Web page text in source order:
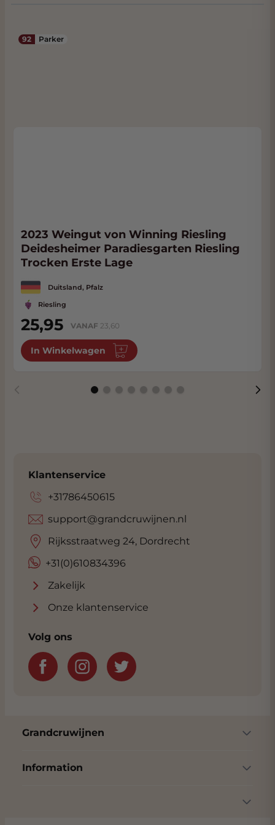
92 Parker
2023 Weingut von Winning Riesling
Deidesheimer Paradiesgarten Riesling
Trocken Erste Lage
Duitsland, Pfalz
Riesling
25,95 VANAF 23,60
In Winkelwagen
Klantenservice
+31786450615
+31(0)610834396
support@grandcruwijnen.nl
Rijksstraatweg 24, Dordrecht
Zakelijk
Onze klantenservice
Volg ons
Grandcruwijnen
Information